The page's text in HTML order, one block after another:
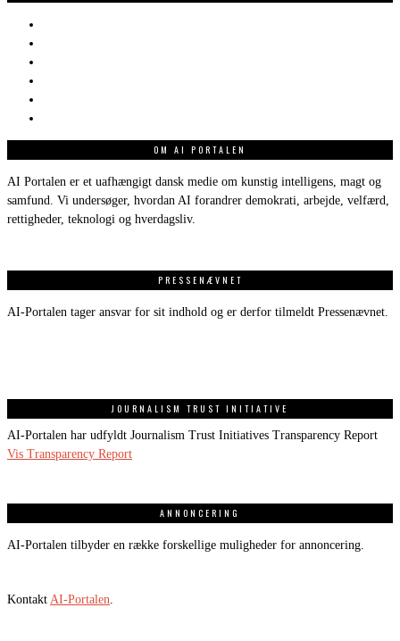
OM AI PORTALEN
AI Portalen er et uafhængigt dansk medie om kunstig intelligens, magt og
samfund. Vi undersøger, hvordan AI forandrer demokrati, arbejde, velfærd,
rettigheder, teknologi og hverdagsliv.
PRESSENÆVNET
AI-Portalen tager ansvar for sit indhold og er derfor tilmeldt Pressenævnet.
JOURNALISM TRUST INITIATIVE
AI-Portalen har udfyldt Journalism Trust Initiatives Transparency Report
Vis Transparency Report
ANNONCERING
AI-Portalen tilbyder en række forskellige muligheder for annoncering.
Kontakt AI-Portalen